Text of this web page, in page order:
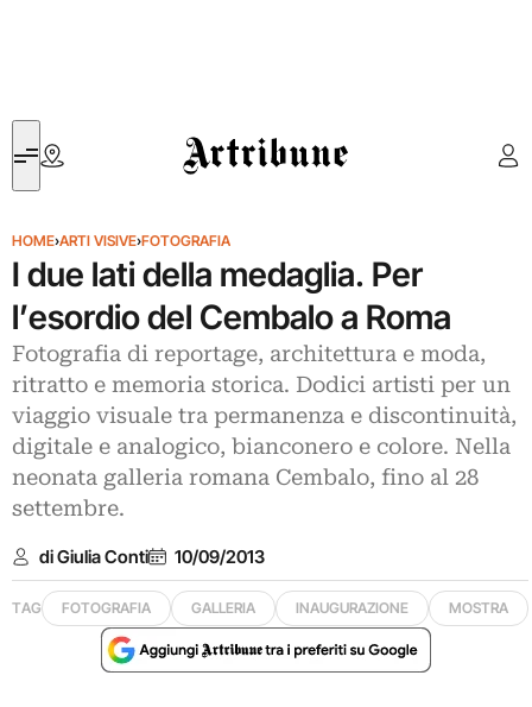
Artribune
HOME›ARTI VISIVE›FOTOGRAFIA
I due lati della medaglia. Per
l’esordio del Cembalo a Roma
Fotografia di reportage, architettura e moda,
ritratto e memoria storica. Dodici artisti per un
viaggio visuale tra permanenza e discontinuità,
digitale e analogico, bianconero e colore. Nella
neonata galleria romana Cembalo, fino al 28
settembre.
di Giulia Conti 10/09/2013
TAG FOTOGRAFIA GALLERIA INAUGURAZIONE MOSTRA